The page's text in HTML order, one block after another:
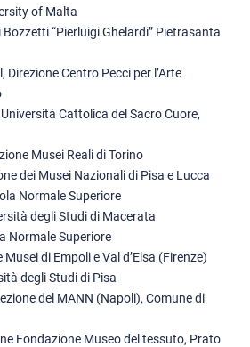
of Malta
Bozzetti “Pierluigi Ghelardi” Pietrasanta
Direzione Centro Pecci per l’Arte
Cattolica del Sacro Cuore,
Musei Reali di Torino
dei Musei Nazionali di Pisa e Lucca
Normale Superiore
degli Studi di Macerata
Normale Superiore
di Empoli e Val d’Elsa (Firenze)
degli Studi di Pisa
del MANN (Napoli), Comune di
Fondazione Museo del tessuto, Prato